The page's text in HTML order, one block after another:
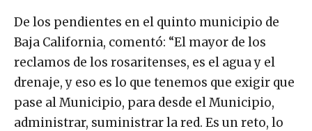
De los pendientes en el quinto municipio de
Baja California, comentó: “El mayor de los
reclamos de los rosaritenses, es el agua y el
drenaje, y eso es lo que tenemos que exigir que
pase al Municipio, para desde el Municipio,
administrar, suministrar la red. Es un reto, lo